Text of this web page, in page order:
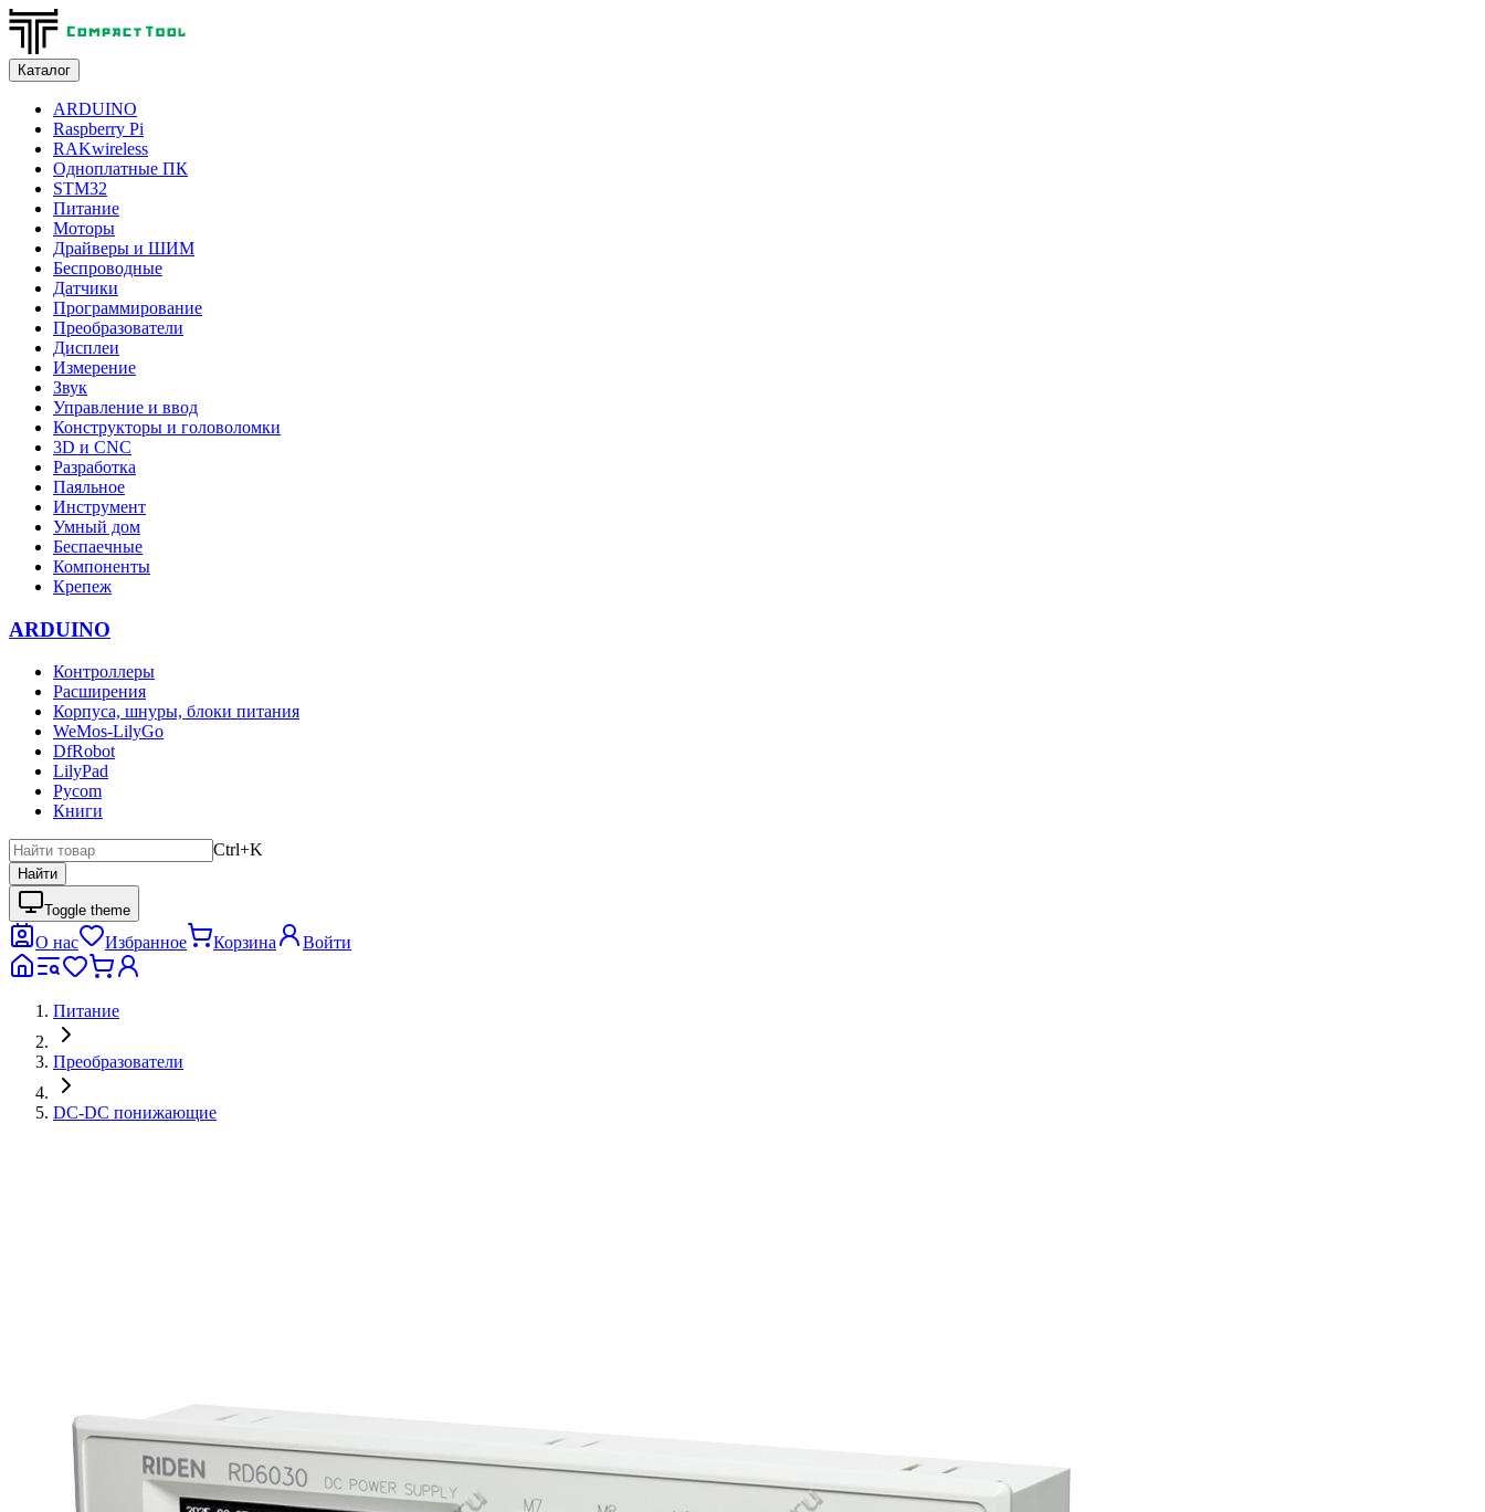
Каталог
ARDUINO
Raspberry Pi
RAKwireless
Одноплатные ПК
STM32
Питание
Моторы
Драйверы и ШИМ
Беспроводные
Датчики
Программирование
Преобразователи
Дисплеи
Измерение
Звук
Управление и ввод
Конструкторы и головоломки
3D и CNC
Разработка
Паяльное
Инструмент
Умный дом
Беспаечные
Компоненты
Крепеж
ARDUINO
Контроллеры
Расширения
Корпуса, шнуры, блоки питания
WeMos-LilyGo
DfRobot
LilyPad
Pycom
Книги
Ctrl+K
Найти
Toggle theme
О нас Избранное Корзина Войти
Питание
Преобразователи
DC-DC понижающие